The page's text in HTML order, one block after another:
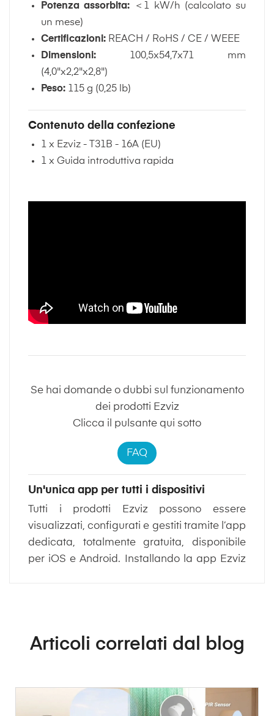
Potenza assorbita: ＜1 kW/h (calcolato su
un mese)
Certificazioni:REACH / RoHS / CE / WEEE
Dimensioni:100,5x54,7x71 mm
(4,0"x2,2"x2,8")
Peso: 115 g (0,25 lb)
Contenuto della confezione
1 x Ezviz - T31B - 16A (EU)
1 x Guida introduttiva rapida
Se hai domande o dubbi sul funzionamento
dei prodotti Ezviz
Clicca il pulsante qui sotto
FAQ
Un'unica app per tutti i dispositivi
Tutti i prodotti Ezviz possono essere
visualizzati, configurati e gestiti tramite l’app
dedicata, totalmente gratuita, disponibile
per iOS e Android. Installando la app Ezviz
Articoli correlati dal blog